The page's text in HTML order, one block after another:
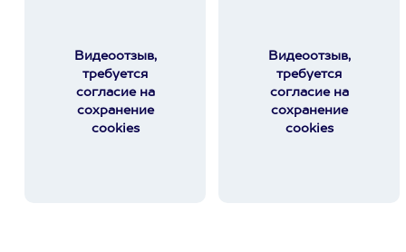
Видеоотзыв,
требуется
согласие на
сохранение
cookies
Видеоотзыв,
требуется
согласие на
сохранение
cookies